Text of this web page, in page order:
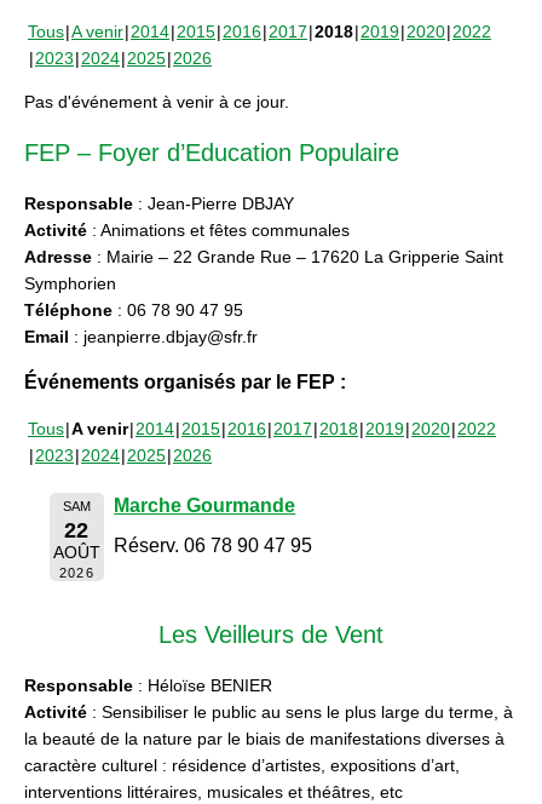
Tous A venir 2014 2015 2016 2017 2018 2019 2020 2022
2023 2024 2025 2026
Pas d'événement à venir à ce jour.
FEP – Foyer d’Education Populaire
Responsable : Jean-Pierre DBJAY
Activité : Animations et fêtes communales
Adresse : Mairie – 22 Grande Rue – 17620 La Gripperie Saint
Symphorien
Téléphone : 06 78 90 47 95
Email : jeanpierre.dbjay@sfr.fr
Événements organisés par le FEP :
Tous A venir 2014 2015 2016 2017 2018 2019 2020 2022
2023 2024 2025 2026
SAM
22
AOÛT
2026
Marche Gourmande
Réserv. 06 78 90 47 95
Les Veilleurs de Vent
Responsable : Héloïse BENIER
Activité : Sensibiliser le public au sens le plus large du terme, à
la beauté de la nature par le biais de manifestations diverses à
caractère culturel : résidence d’artistes, expositions d’art,
interventions littéraires, musicales et théâtres, etc